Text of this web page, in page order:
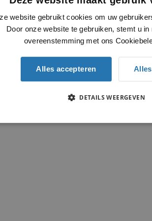
website gebruikt cookies om uw
Door onze website te gebruiken, stemt u
overeenstemming met ons
Alles accepteren
DETAILS WEERGEVEN